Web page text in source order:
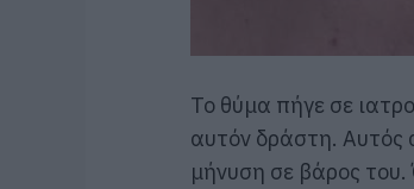
Το θύμα πήγε σε
αυτόν δράστη. Αυτός
μήνυση σε βάρος του.